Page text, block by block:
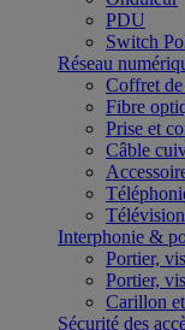
PDU
Switch
Réseau
Coffret
Fibre
Prise et
Câble
Télévision
Interphonie &
Portier,
Portier,
Carillon
Sécurité des